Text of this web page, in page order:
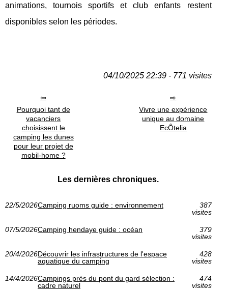
animations, tournois sportifs et club enfants restent
disponibles selon les périodes.
04/10/2025 22:39 - 771 visites
Pourquoi tant de
vacanciers
choisissent le
camping les dunes
pour leur projet de
mobil-home ?
Vivre une expérience
unique au domaine
EcÔtelia
Les dernières chroniques.
22/5/2026Camping ruoms guide : environnement
387
visites
07/5/2026Camping hendaye guide : océan
379
visites
20/4/2026Découvrir les infrastructures de l'espace
aquatique du camping
428
visites
14/4/2026Campings près du pont du gard sélection :
cadre naturel
474
visites